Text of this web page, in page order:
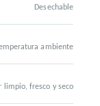
Desechable
ambiente
limpio, fresco y seco